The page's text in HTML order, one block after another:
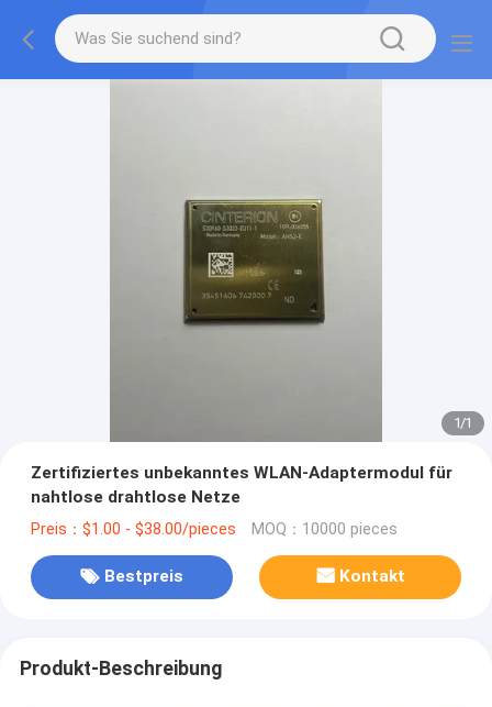
1/1
Zertifiziertes unbekanntes WLAN-Adaptermodul für
nahtlose drahtlose Netze
Preis：$1.00 - $38.00/pieces MOQ：10000 pieces
Bestpreis Kontakt
Produkt-Beschreibung